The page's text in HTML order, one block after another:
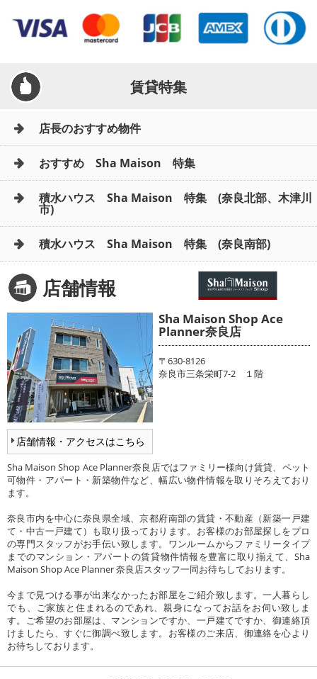
賃貸特集
店長のおすすめ物件
おすすめ Sha Maison 特集
積水ハウス Sha Maison 特集 (奈良北部、木津川
市)
積水ハウス Sha Maison 特集 (奈良南部)
店舗情報
店舗情報・アクセスはこちら
Sha Maison Shop Ace
Planner奈良店
〒630-8126
奈良市三条栄町7-2 １階
Sha Maison Shop Ace Planner奈良店ではファミリー様向け賃貸、ペット
可物件・アパート・新築物件など、幅広い物件情報を取りそろえており
ます。
奈良市内を中心に奈良県全域、京都府南部の賃貸・不動産（新築一戸建
て・中古一戸建て）も取り扱っております。お客様のお部屋探しをプロ
の専門スタッフがお手伝い致します。ワンルームからファミリータイプ
までのマンション・アパートの賃貸物件情報を豊富に取り揃えて、Sha
Maison Shop Ace Planner 奈良店スタッフ一同お待ちしております。
今まで見つける事が出来なかったお部屋をご紹介致します。一人暮らし
でも、ご家族と住まれるのであれ、親身になってお話をお伺い致しま
す。ご希望のお部屋は、マンションですか、一戸建てですか、御連絡頂
けましたら、すぐに御調べ致します。お客様のご来店、御連絡を心より
お待ちしております。